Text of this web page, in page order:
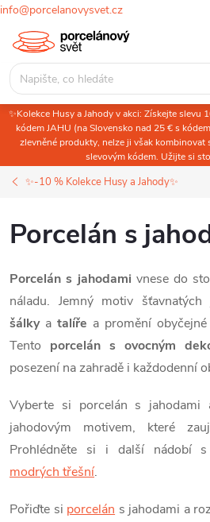
info@porcelanovysvet.cz
Přejít
obsah
✨Kolekce Husy a Jahody v akci: Získejte slevu
kódem JAHU (na Slovensko nad 25 € s
zlevněné produkty, nelze ji však kombinovat
slevovým kódem. Užijte si
✨-10 % Kolekce Husy a Jahody✨
Porcelán s
Porcelán s jahodami vnese do
náladu. Jemný motiv
šálky a talíře a promění
Tento porcelán s ovocným
posezení na zahradě i každodenní
Vyberte si porcelán s
jahodovým motivem, které
Prohlédněte si i další nádobí
modrých třešní.
Pořiďte si porcelán s jahodami a